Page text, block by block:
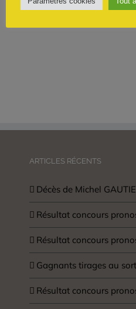
ARTICLES RÉCENTS
Décès de Michel
Résultat concours
Résultat concours
Gagnants tirages au sort
Résultat concours